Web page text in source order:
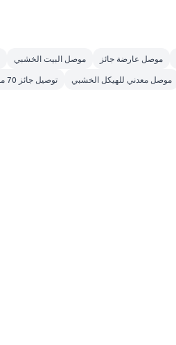
موصل البيت الخشبي موصل عارضة جائز
توصيل جائز 70 مم موصل معدني للهيكل الخشبي